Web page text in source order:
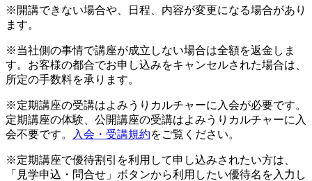
※開講できない場合や、日程、内容が変更になる場合があり
ます。
※当社側の事情で講座が成立しない場合は全額を返金しま
す。お客様の都合でお申し込みをキャンセルされた場合は、
所定の手数料を承ります。
※定期講座の受講はよみうりカルチャーに入会が必要です。
定期講座の体験、公開講座の受講はよみうりカルチャーに入
会不要です。
入会・受講規約をご覧ください。
※定期講座で優待割引を利用して申し込みされたい方は、
「見学申込・問合せ」ボタンから利用したい優待名を入力し